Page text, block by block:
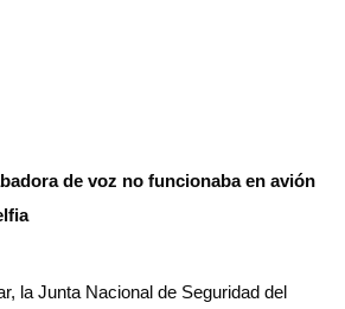
de voz no funcionaba en avión
la Junta Nacional de Seguridad del